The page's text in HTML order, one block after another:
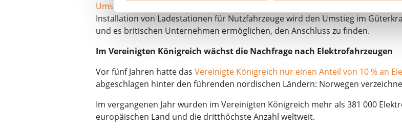
Umstellung auf umweltfreundliche Transportmittel anführen
Installation von Ladestationen für Nutzfahrzeuge wird den Umstieg im
und es britischen Unternehmen ermöglichen, den Anschluss zu finden.
Im Vereinigten Königreich wächst die Nachfrage nach Elektrofahrzeugen
Vor fünf Jahren hatte das Vereinigte Königreich nur einen Anteil von 10 % an
abgeschlagen hinter den führenden nordischen Ländern: Norwegen
Im vergangenen Jahr wurden im Vereinigten Königreich mehr als 381 000
europäischen Land und die dritthöchste Anzahl weltweit.